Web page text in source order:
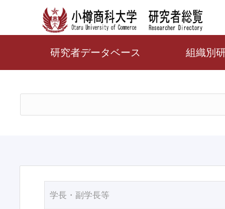
研究者データベース 組織別
学長・副学長等